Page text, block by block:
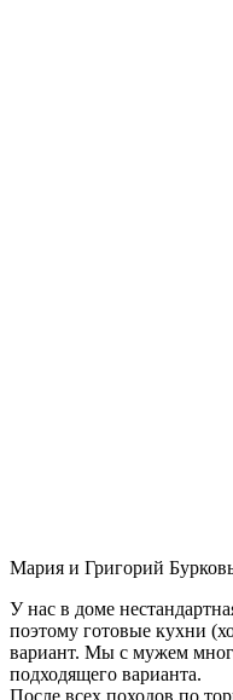
Мария и Григорий
У нас в доме
поэтому готовые кухни
вариант. Мы с мужем
подходящего варианта.
После всех походов по